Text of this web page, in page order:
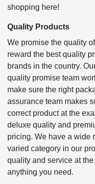
shopping here!
Quality Products
We promise the quality
reward the best quality
brands in the country.
quality promise team
make sure the right
assurance team makes
correct product at the
deluxe quality and
pricing. We have a wide
varied category in our
quality and service at
anything you need.